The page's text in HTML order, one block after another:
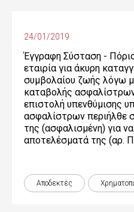
24/01/2019
Έγγραφη Σύσταση -
εταιρία για άκυρη
συμβολαίου ζωής λόγω
καταβολής
επιστολή υπενθύμισης
ασφαλίστρων περιήλθε
της (ασφαλισμένη) για
αποτελέσματά της (αρ.
Αποδεκτές